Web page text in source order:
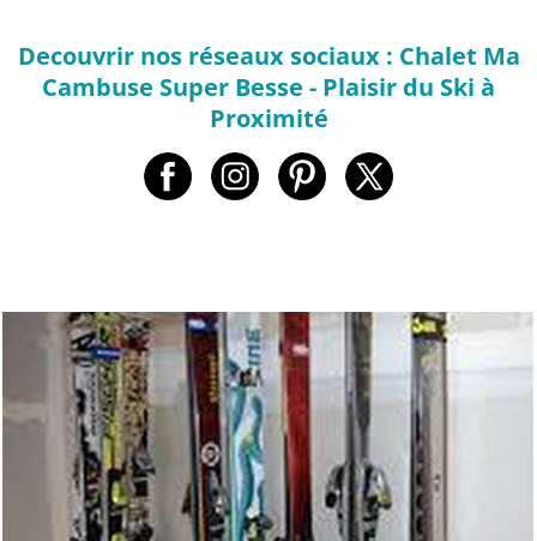
Decouvrir nos réseaux sociaux : Chalet Ma
Cambuse Super Besse - Plaisir du Ski à
Proximité